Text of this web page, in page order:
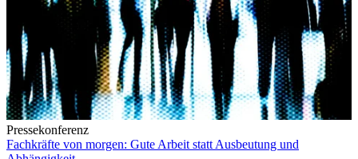
Pressekonferenz
Fachkräfte von morgen: Gute Arbeit statt Ausbeutung und